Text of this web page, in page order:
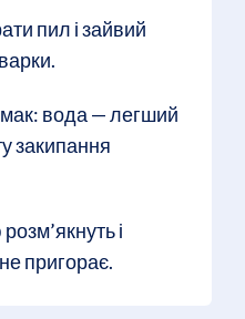
пил і зайвий
вода — легший
закипання
і
пригорає.